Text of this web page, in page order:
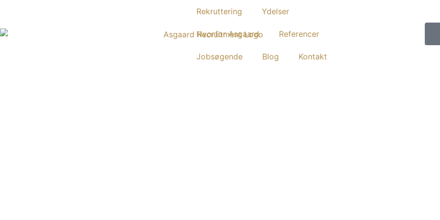
Rekruttering Ydelser
Hvorfor Asgaard Referencer
Jobsøgende Blog Kontakt